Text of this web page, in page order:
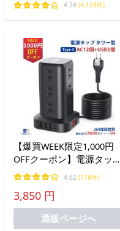
4.74 (4,103件)
【爆買WEEK限定1,000円
OFFクーポン】電源タップ
タワー たこあしコンセン
ト電源タップ usb 延長コ
ード 2m AC12口 USB 4ポ
ート 延長コード2m usb
4.62 (178件)
3,850 円
通販ページへ